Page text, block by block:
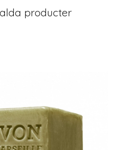
producter